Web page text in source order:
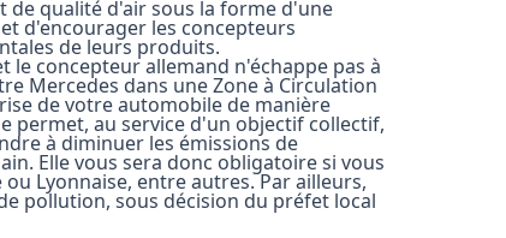
de qualité d'air sous la forme d'une
d'encourager les concepteurs
de leurs produits.
le concepteur allemand n'échappe pas à
Mercedes dans une Zone à Circulation
de votre automobile de manière
permet, au service d'un objectif collectif,
à diminuer les émissions de
Elle vous sera donc obligatoire si vous
Lyonnaise, entre autres. Par ailleurs,
pollution, sous décision du préfet local